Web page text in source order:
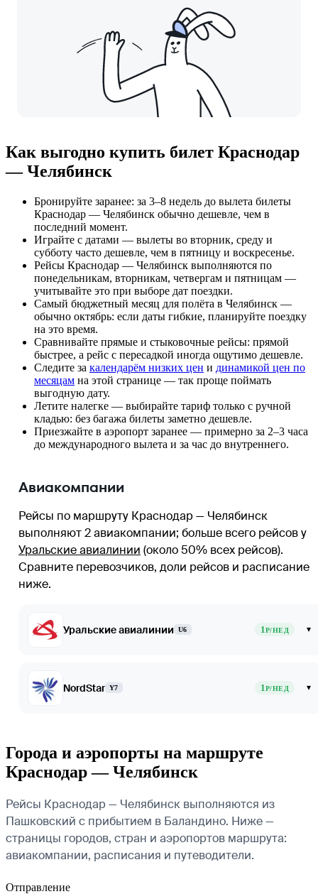
Как выгодно купить билет Краснодар
— Челябинск
Бронируйте заранее: за 3–8 недель до вылета билеты
Краснодар — Челябинск обычно дешевле, чем в
последний момент.
Играйте с датами — вылеты во вторник, среду и
субботу часто дешевле, чем в пятницу и воскресенье.
Рейсы Краснодар — Челябинск выполняются по
понедельникам, вторникам, четвергам и пятницам —
учитывайте это при выборе дат поездки.
Самый бюджетный месяц для полёта в Челябинск —
обычно октябрь: если даты гибкие, планируйте поездку
на это время.
Сравнивайте прямые и стыковочные рейсы: прямой
быстрее, а рейс с пересадкой иногда ощутимо дешевле.
Следите за календарём низких цен и динамикой цен по
месяцам на этой странице — так проще поймать
выгодную дату.
Летите налегке — выбирайте тариф только с ручной
кладью: без багажа билеты заметно дешевле.
Приезжайте в аэропорт заранее — примерно за 2–3 часа
до международного вылета и за час до внутреннего.
Авиакомпании
Рейсы по маршруту Краснодар — Челябинск
выполняют 2 авиакомпании; больше всего рейсов у
Уральские авиалинии (около 50% всех рейсов).
Сравните перевозчиков, доли рейсов и расписание
ниже.
Уральские авиалинии U6 1Р/НЕД ▾
NordStar Y7 1Р/НЕД ▾
Города и аэропорты на маршруте
Краснодар — Челябинск
Рейсы Краснодар — Челябинск выполняются из
Пашковский с прибытием в Баландино. Ниже —
страницы городов, стран и аэропортов маршрута:
авиакомпании, расписания и путеводители.
Отправление